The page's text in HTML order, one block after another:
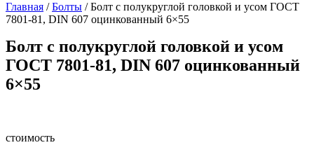
Главная /Болты / Болт с полукруглой головкой и усом ГОСТ
7801-81, DIN 607 оцинкованный 6×55
Болт с полукруглой головкой и усом
ГОСТ 7801-81, DIN 607 оцинкованный
6×55
стоимость